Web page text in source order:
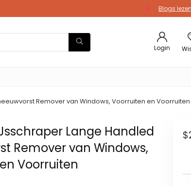
Blogs
Login
Remover van Windows, Voorruiten en Voorruiten
Lange Handled
Remover van Windows,
Voorruiten
$